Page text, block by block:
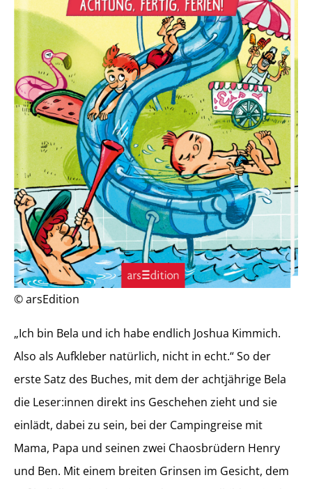
© arsEdition
„Ich bin Bela und ich habe endlich Joshua Kimmich.
Also als Aufkleber natürlich, nicht in echt.“ So der
erste Satz des Buches, mit dem der achtjährige Bela
die Leser:innen direkt ins Geschehen zieht und sie
einlädt, dabei zu sein, bei der Campingreise mit
Mama, Papa und seinen zwei Chaosbrüdern Henry
und Ben. Mit einem breiten Grinsen im Gesicht, dem